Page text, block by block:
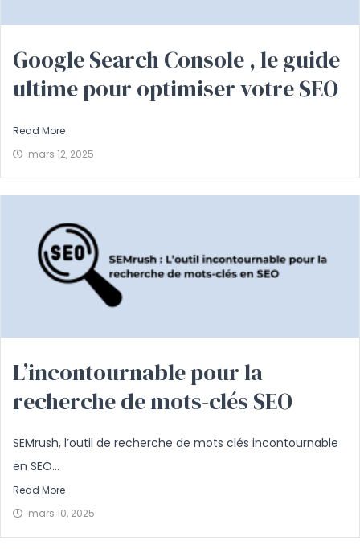
Google Search Console , le guide
ultime pour optimiser votre SEO
Read More
mars 12, 2025
L’incontournable pour la
recherche de mots-clés SEO
SEMrush, l’outil de recherche de mots clés incontournable
en SEO...
Read More
mars 10, 2025